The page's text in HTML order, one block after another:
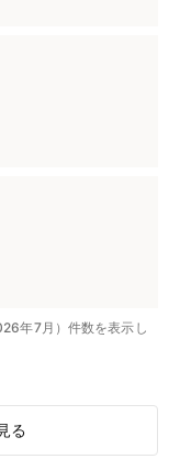
年7月）件数を表示し
る